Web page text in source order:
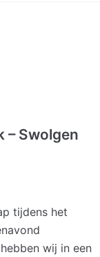
– Swolgen
tijdens het
wij in een